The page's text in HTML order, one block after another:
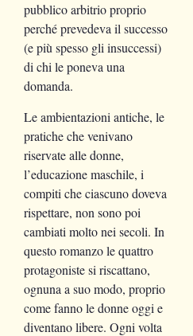
pubblico arbitrio proprio
perché prevedeva il successo
(e più spesso gli insuccessi)
di chi le poneva una
domanda.
Le ambientazioni antiche, le
pratiche che venivano
riservate alle donne,
l’educazione maschile, i
compiti che ciascuno doveva
rispettare, non sono poi
cambiati molto nei secoli. In
questo romanzo le quattro
protagoniste si riscattano,
ognuna a suo modo, proprio
come fanno le donne oggi e
diventano libere. Ogni volta